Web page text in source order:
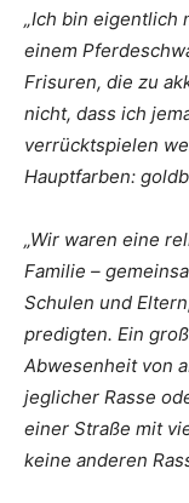
„Ich bin eigentlich
einem
Frisuren, die zu
nicht, dass ich
verrücktspielen
Hauptfarben:
„Wir waren eine
Familie –
Schulen und
predigten. Ein
Abwesenheit von
jeglicher Rasse
einer Straße mit
keine anderen